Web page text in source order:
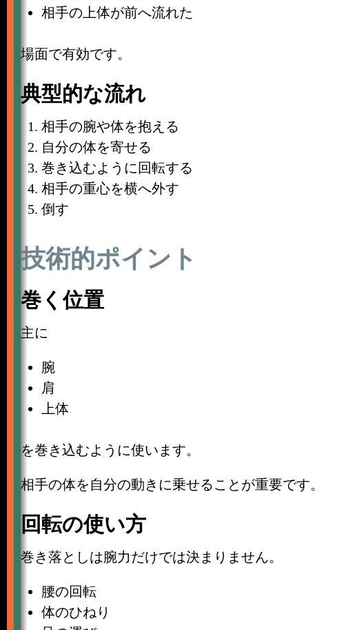
相手の上体が前へ流れた
場面で有効です。
典型的な流れ
相手の腕や体を抱える
自分の体を寄せる
巻き込むように回転する
相手の重心を横へ外す
倒す
技術的ポイント
巻く位置
主に
腕
肩
上体
を巻き込むように使います。
相手の体を自分の動きに乗せることが重要です。
回転の使い方
巻き落としは腕力だけでは決まりません。
腰の回転
体のひねり